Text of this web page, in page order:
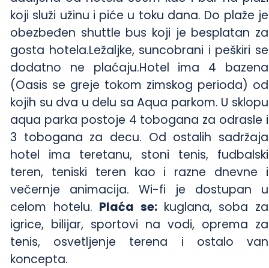
koji služi užinu i piće u toku dana. Do plaže je
obezbeđen shuttle bus koji je besplatan za
gosta hotela.Ležaljke, suncobrani i peškiri se
dodatno ne plaćaju.Hotel ima 4 bazena
(Oasis se greje tokom zimskog perioda) od
kojih su dva u delu sa Aqua parkom. U sklopu
aqua parka postoje 4 tobogana za odrasle i
3 tobogana za decu. Od ostalih sadržaja
hotel ima teretanu, stoni tenis, fudbalski
teren, teniski teren kao i razne dnevne i
večernje animacija. Wi-fi je dostupan u
celom hotelu. Plaća se: kuglana, soba za
igrice, bilijar, sportovi na vodi, oprema za
tenis, osvetljenje terena i ostalo van
koncepta.